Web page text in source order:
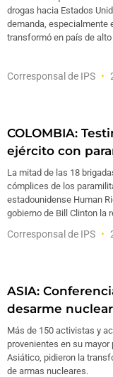
drogas hacia Estados
demanda, especialmente
transformó en país de
Corresponsal de IPS
COLOMBIA:
ejército con
La mitad de las 18
cómplices de los
estadounidense Human
gobierno de Bill Clinton la
Corresponsal de IPS
ASIA:
desarme
Más de 150 activistas y
provenientes en su
Asiático, pidieron la
de armas nucleares.